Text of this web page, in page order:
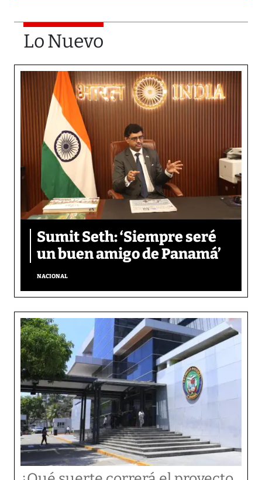
Lo Nuevo
Sumit Seth: ‘Siempre seré
un buen amigo de Panamá’
NACIONAL